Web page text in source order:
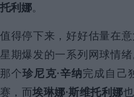
托利娜。
值得停下来，好好估量在
星期爆发的一系列网球情
那个珍尼克·辛纳完成自己
赛，而埃琳娜·斯维托利娜